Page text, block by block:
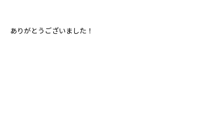
ありがとうございました！